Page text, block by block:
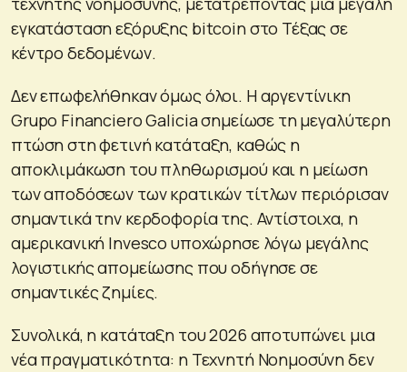
εγκατάσταση εξόρυξης bitcoin στο Τέξας σε
κέντρο δεδομένων.
Δεν επωφελήθηκαν όμως όλοι. Η αργεντίνικη
Grupo Financiero Galicia σημείωσε τη μεγαλύτερη
πτώση στη φετινή κατάταξη, καθώς η
αποκλιμάκωση του πληθωρισμού και η μείωση
των αποδόσεων των κρατικών τίτλων περιόρισαν
σημαντικά την κερδοφορία της. Αντίστοιχα, η
αμερικανική Invesco υποχώρησε λόγω μεγάλης
λογιστικής απομείωσης που οδήγησε σε
σημαντικές ζημίες.
Συνολικά, η κατάταξη του 2026 αποτυπώνει μια
νέα πραγματικότητα: η Τεχνητή Νοημοσύνη δεν